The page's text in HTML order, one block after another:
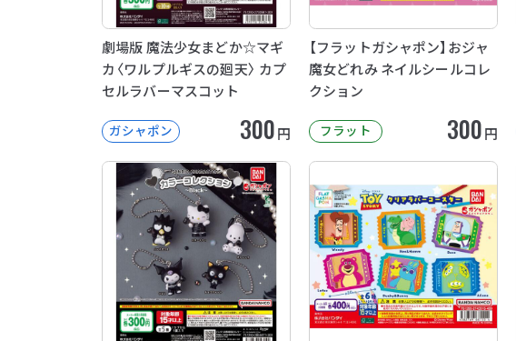
劇場版 魔法少女まどか☆マギ
カ〈ワルプルギスの廻天〉 カプ
セルラバーマスコット
ガシャポン 300円
【フラットガシャポン】おジャ
魔女どれみ ネイルシールコレ
クション
フラット 300円